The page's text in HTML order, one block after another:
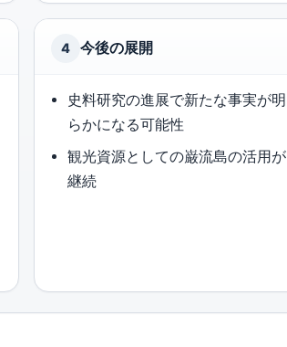
4 今後の展開
史料研究の進展で新たな事実が明
らかになる可能性
観光資源としての巌流島の活用が
継続